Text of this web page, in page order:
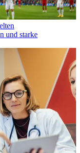
und starke